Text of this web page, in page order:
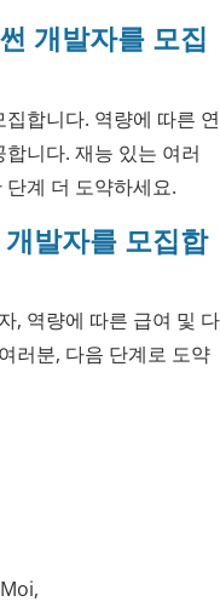
개발자를 모집
합니다. 역량에 따른 연
니다. 재능 있는 여러
계 더 도약하세요.
발자를 모집합
, 역량에 따른 급여 및 다
러분, 다음 단계로 도약